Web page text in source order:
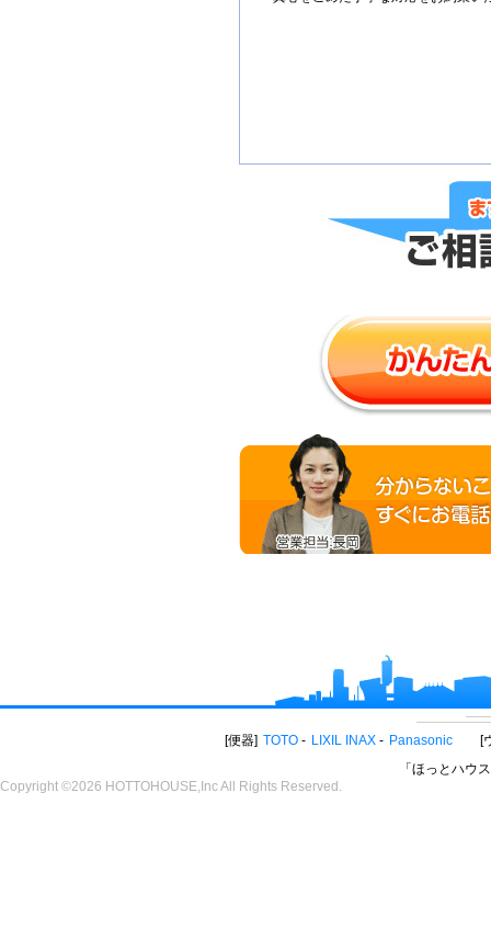
便器 TOTO LIXIL INAX Panasonic
「ほっとハウ
Copyright ©2026 HOTTOHOUSE,Inc All Rights Reserved.